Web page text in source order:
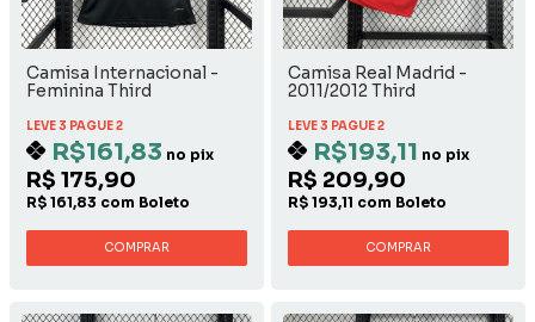
Camisa Internacional -
Feminina Third
LEVE 3 PAGUE 2
R$161,83 no pix
R$ 175,90
R$ 161,83 com Boleto
COMPRAR
Camisa Real Madrid -
2011/2012 Third
LEVE 3 PAGUE 2
R$193,11 no pix
R$ 209,90
R$ 193,11 com Boleto
COMPRAR